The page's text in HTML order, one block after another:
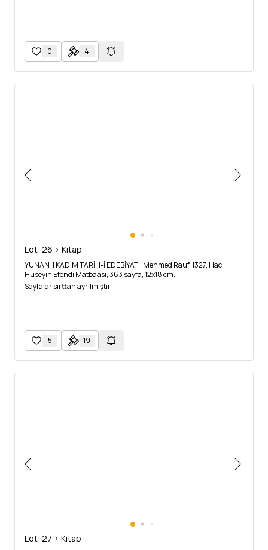
0 4
Lot: 26 > Kitap
YUNAN-I KADİM TARİH-İ EDEBİYATI, Mehmed Rauf, 1327, Hacı
Hüseyin Efendi Matbaası, 363 sayfa, 12x18 cm...
Sayfalar sırttan ayrılmıştır.
5 19
Lot: 27 > Kitap